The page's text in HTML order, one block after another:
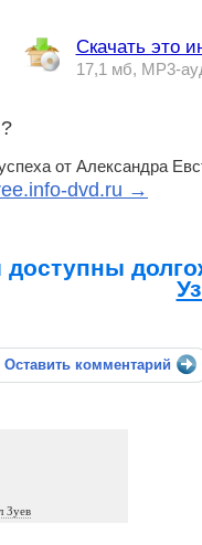
Скачать это
17,1 мб, MP3-
от Александра
dvd.ru →
доступны
Оставить комментарий
Зуев